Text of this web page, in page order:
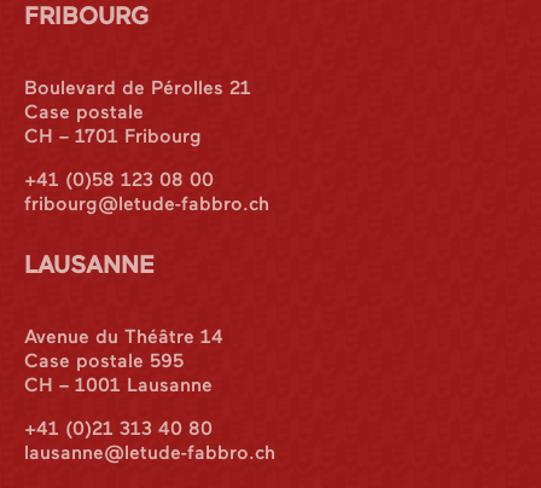
FRIBOURG
Boulevard de Pérolles 21
Case postale
CH – 1701 Fribourg
+41 (0)58 123 08 00
fribourg@letude-fabbro.ch
LAUSANNE
Avenue du Théâtre 14
Case postale 595
CH – 1001 Lausanne
+41 (0)21 313 40 80
lausanne@letude-fabbro.ch